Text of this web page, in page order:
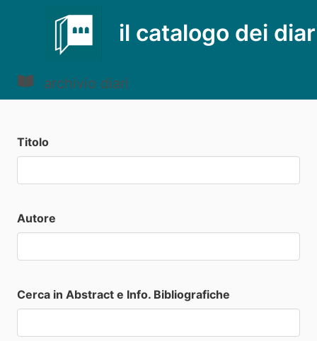
il catalogo dei
archivio diari
Titolo
Autore
Cerca in Abstract e Info. Bibliografiche